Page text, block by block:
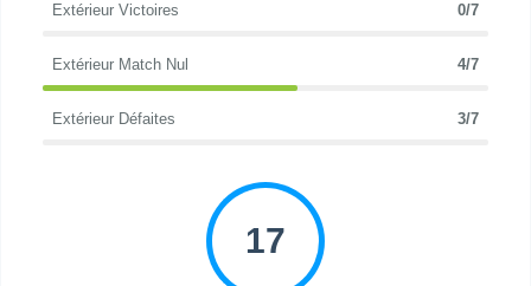
Extérieur Victoires 0/7
Extérieur Match Nul 4/7
Extérieur Défaites 3/7
17